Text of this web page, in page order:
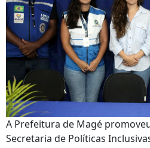
A Prefeitura de Magé
Secretaria de Políticas